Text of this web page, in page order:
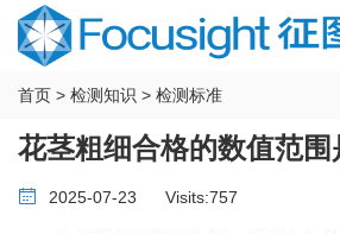
首页 > 检测知识 > 检测标准
花茎粗细合格的数值范围
2025-07-23 Visits:757